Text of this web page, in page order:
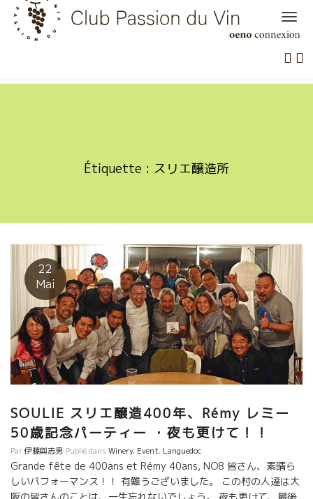
Skip
content
Étiquette : スリエ醸造所
22
Mai
SOULIE スリエ醸造400年、Rémy レミー
50歳記念パーティー ・夜も更けて！！
Par伊藤與志男 Publié dans Winery, Event, Languedoc
Grande fête de 400ans et Rémy 40ans, NO8 皆さん、素晴ら
しいパフォーマンス！！ 有難うございました。 この村の人達は大